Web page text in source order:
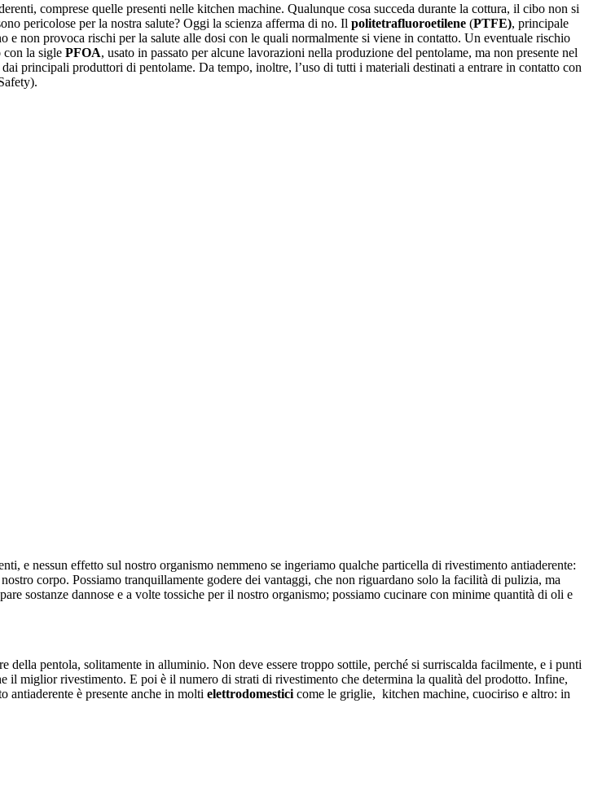
comprese quelle presenti nelle kitchen machine. Qualunque cosa succeda durante la cottura, il cibo non si
pericolose per la nostra salute? Oggi la scienza afferma di no. Il politetrafluoroetilene (PTFE), principale
non provoca rischi per la salute alle dosi con le quali normalmente si viene in contatto. Un eventuale rischio
con la sigle PFOA, usato in passato per alcune lavorazioni nella produzione del pentolame, ma non presente nel
principali produttori di pentolame. Da tempo, inoltre, l’uso di tutti i materiali destinati a entrare in contatto con
e nessun effetto sul nostro organismo nemmeno se ingeriamo qualche particella di rivestimento antiaderente:
corpo. Possiamo tranquillamente godere dei vantaggi, che non riguardano solo la facilità di pulizia, ma
sostanze dannose e a volte tossiche per il nostro organismo; possiamo cucinare con minime quantità di oli e
pentola, solitamente in alluminio. Non deve essere troppo sottile, perché si surriscalda facilmente, e i punti
il miglior rivestimento. E poi è il numero di strati di rivestimento che determina la qualità del prodotto. Infine,
antiaderente è presente anche in molti elettrodomestici come le griglie, kitchen machine, cuociriso e altro: in